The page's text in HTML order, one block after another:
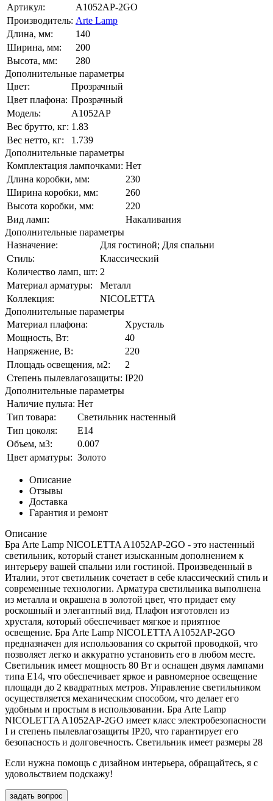
Артикул:
A1052AP-2GO
Производитель: Arte Lamp
Длина, мм:
140
Ширина, мм:
200
Высота, мм:
280
Дополнительные параметры
Цвет:
Прозрачный
Цвет плафона: Прозрачный
Модель:
A1052AP
Вес брутто, кг: 1.83
Вес нетто, кг:
1.739
Дополнительные параметры
Комплектация лампочками: Нет
Длина коробки, мм:
230
Ширина коробки, мм:
260
Высота коробки, мм:
220
Вид ламп:
Накаливания
Дополнительные параметры
Назначение:
Для гостиной; Для спальни
Стиль:
Классический
Количество ламп, шт: 2
Материал арматуры:
Металл
Коллекция:
NICOLETTA
Дополнительные параметры
Материал плафона:
Хрусталь
Мощность, Вт:
40
Напряжение, В:
220
Площадь освещения, м2:
2
Степень пылевлагозащиты: IP20
Дополнительные параметры
Наличие пульта: Нет
Тип товара:
Светильник настенный
Тип цоколя:
E14
Объем, м3:
0.007
Цвет арматуры: Золото
Описание
Отзывы
Доставка
Гарантия и ремонт
Описание
Бра Arte Lamp NICOLETTA A1052AP-2GO - это настенный
светильник, который станет изысканным дополнением к
интерьеру вашей спальни или гостиной. Произведенный в
Италии, этот светильник сочетает в себе классический стиль и
современные технологии. Арматура светильника выполнена
из металла и окрашена в золотой цвет, что придает ему
роскошный и элегантный вид. Плафон изготовлен из
хрусталя, который обеспечивает мягкое и приятное
освещение. Бра Arte Lamp NICOLETTA A1052AP-2GO
предназначен для использования со скрытой проводкой, что
позволяет легко и аккуратно установить его в любом месте.
Светильник имеет мощность 80 Вт и оснащен двумя лампами
типа E14, что обеспечивает яркое и равномерное освещение
площади до 2 квадратных метров. Управление светильником
осуществляется механическим способом, что делает его
удобным и простым в использовании. Бра Arte Lamp
NICOLETTA A1052AP-2GO имеет класс электробезопасности
I и степень пылевлагозащиты IP20, что гарантирует его
безопасность и долговечность. Светильник имеет размеры 28
Если нужна помощь с дизайном интерьера, обращайтесь, я с
удовольствием подскажу!
задать вопрос